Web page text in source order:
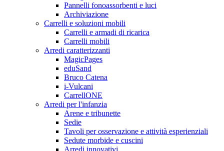
Pannelli fonoassorbenti e luci
Archiviazione
Carrelli e soluzioni mobili
Carrelli e armadi di ricarica
Carrelli mobili
Arredi caratterizzanti
MagicPages
eduSand
Bruco Catena
i-Vulcani
CarrellONE
Arredi per l'infanzia
Arene e tribunette
Sedie
Tavoli per osservazione e attività esperienziali
Sedute morbide e cuscini
Arredi innovativi